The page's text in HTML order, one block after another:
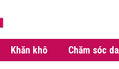
Khăn khô Chăm sóc da